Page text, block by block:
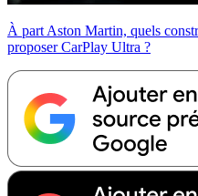
À part Aston Martin, quels
proposer CarPlay Ultra ?